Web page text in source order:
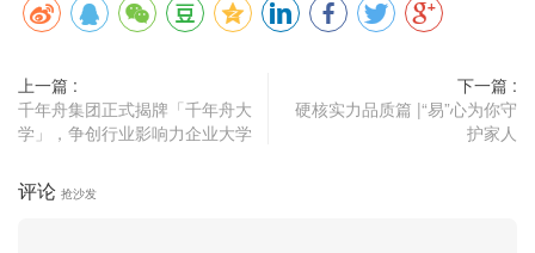
上一篇 :
千年舟集团正式揭牌「千年舟大
学」，争创行业影响力企业大学
下一篇 :
硬核实力品质篇 |“易”心为你守
护家人
评论 抢沙发